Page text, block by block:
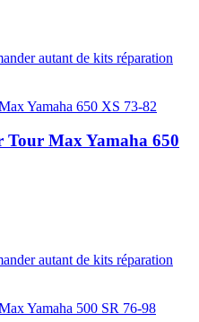
autant de kits réparation
Max Yamaha 650
autant de kits réparation